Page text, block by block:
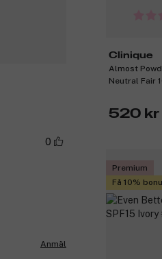
Clinique
Almost
Neutral Fair
520 kr
Premium
Få 10%
0
Anmäl